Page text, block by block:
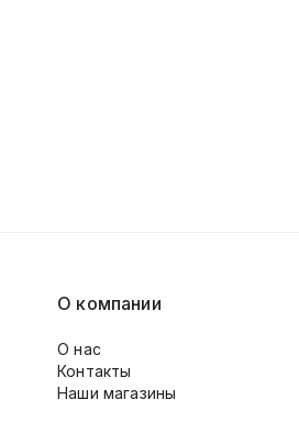
О компании
О нас
Контакты
Наши магазины